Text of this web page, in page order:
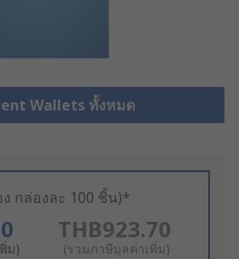
Wallets ทั้งหมด
กล่องละ 100 ชิ้น)*
ม)
THB923.70
(รวมภาษีมูลค่าเพิ่ม)